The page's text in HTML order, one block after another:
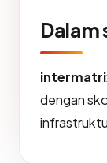
Dalam
dengan